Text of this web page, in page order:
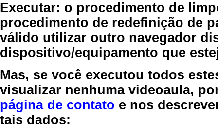
Executar: o procedimento de
procedimento de redefinição de
válido utilizar outro navegador
dispositivo/equipamento que
Mas, se você executou todos
visualizar nenhuma videoaula,
página de contato e nos
tais dados: